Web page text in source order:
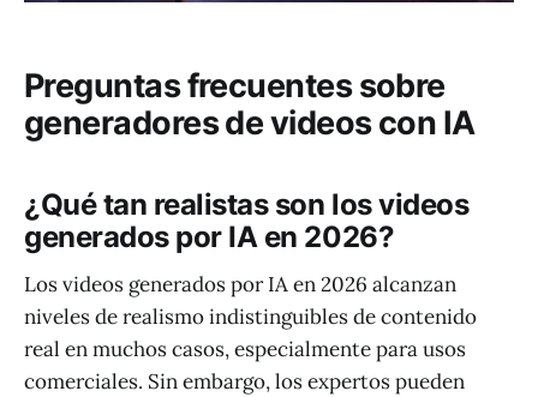
Preguntas frecuentes sobre
generadores de videos con IA
¿Qué tan realistas son los videos
generados por IA en 2026?
Los videos generados por IA en 2026 alcanzan
niveles de realismo indistinguibles de contenido
real en muchos casos, especialmente para usos
comerciales. Sin embargo, los expertos pueden